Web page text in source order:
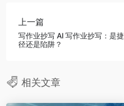
上一篇
写作业抄写 AI 写作业抄写：是捷
径还是陷阱？
相关文章